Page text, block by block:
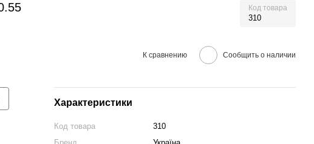
Код товара
310
К сравнению Сообщить о наличии
Характеристики
Код товара
310